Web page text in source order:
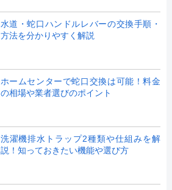
水道・蛇口ハンドルレバーの交換手順・
方法を分かりやすく解説
ホームセンターで蛇口交換は可能！料金
の相場や業者選びのポイント
洗濯機排水トラップ2種類や仕組みを解
説！知っておきたい機能や選び方